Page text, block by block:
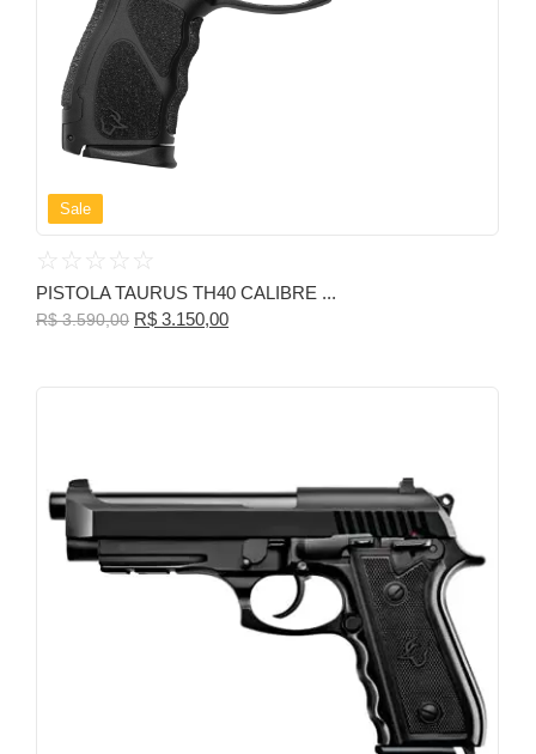
Sale
☆ ☆ ☆ ☆ ☆
PISTOLA TAURUS TH40 CALIBRE ...
R$3.590,00 R$ 3.150,00